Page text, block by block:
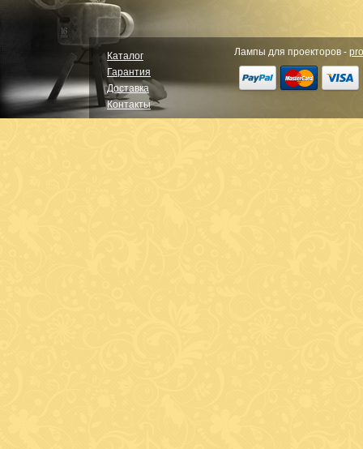
Каталог
Гарантия
Доставка
Контакты
Лампы для проекторов -